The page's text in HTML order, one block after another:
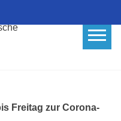
Hamburg
Freitag zur Corona-